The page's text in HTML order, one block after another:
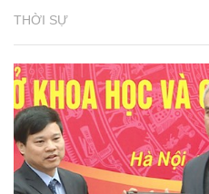
THỜI SỰ